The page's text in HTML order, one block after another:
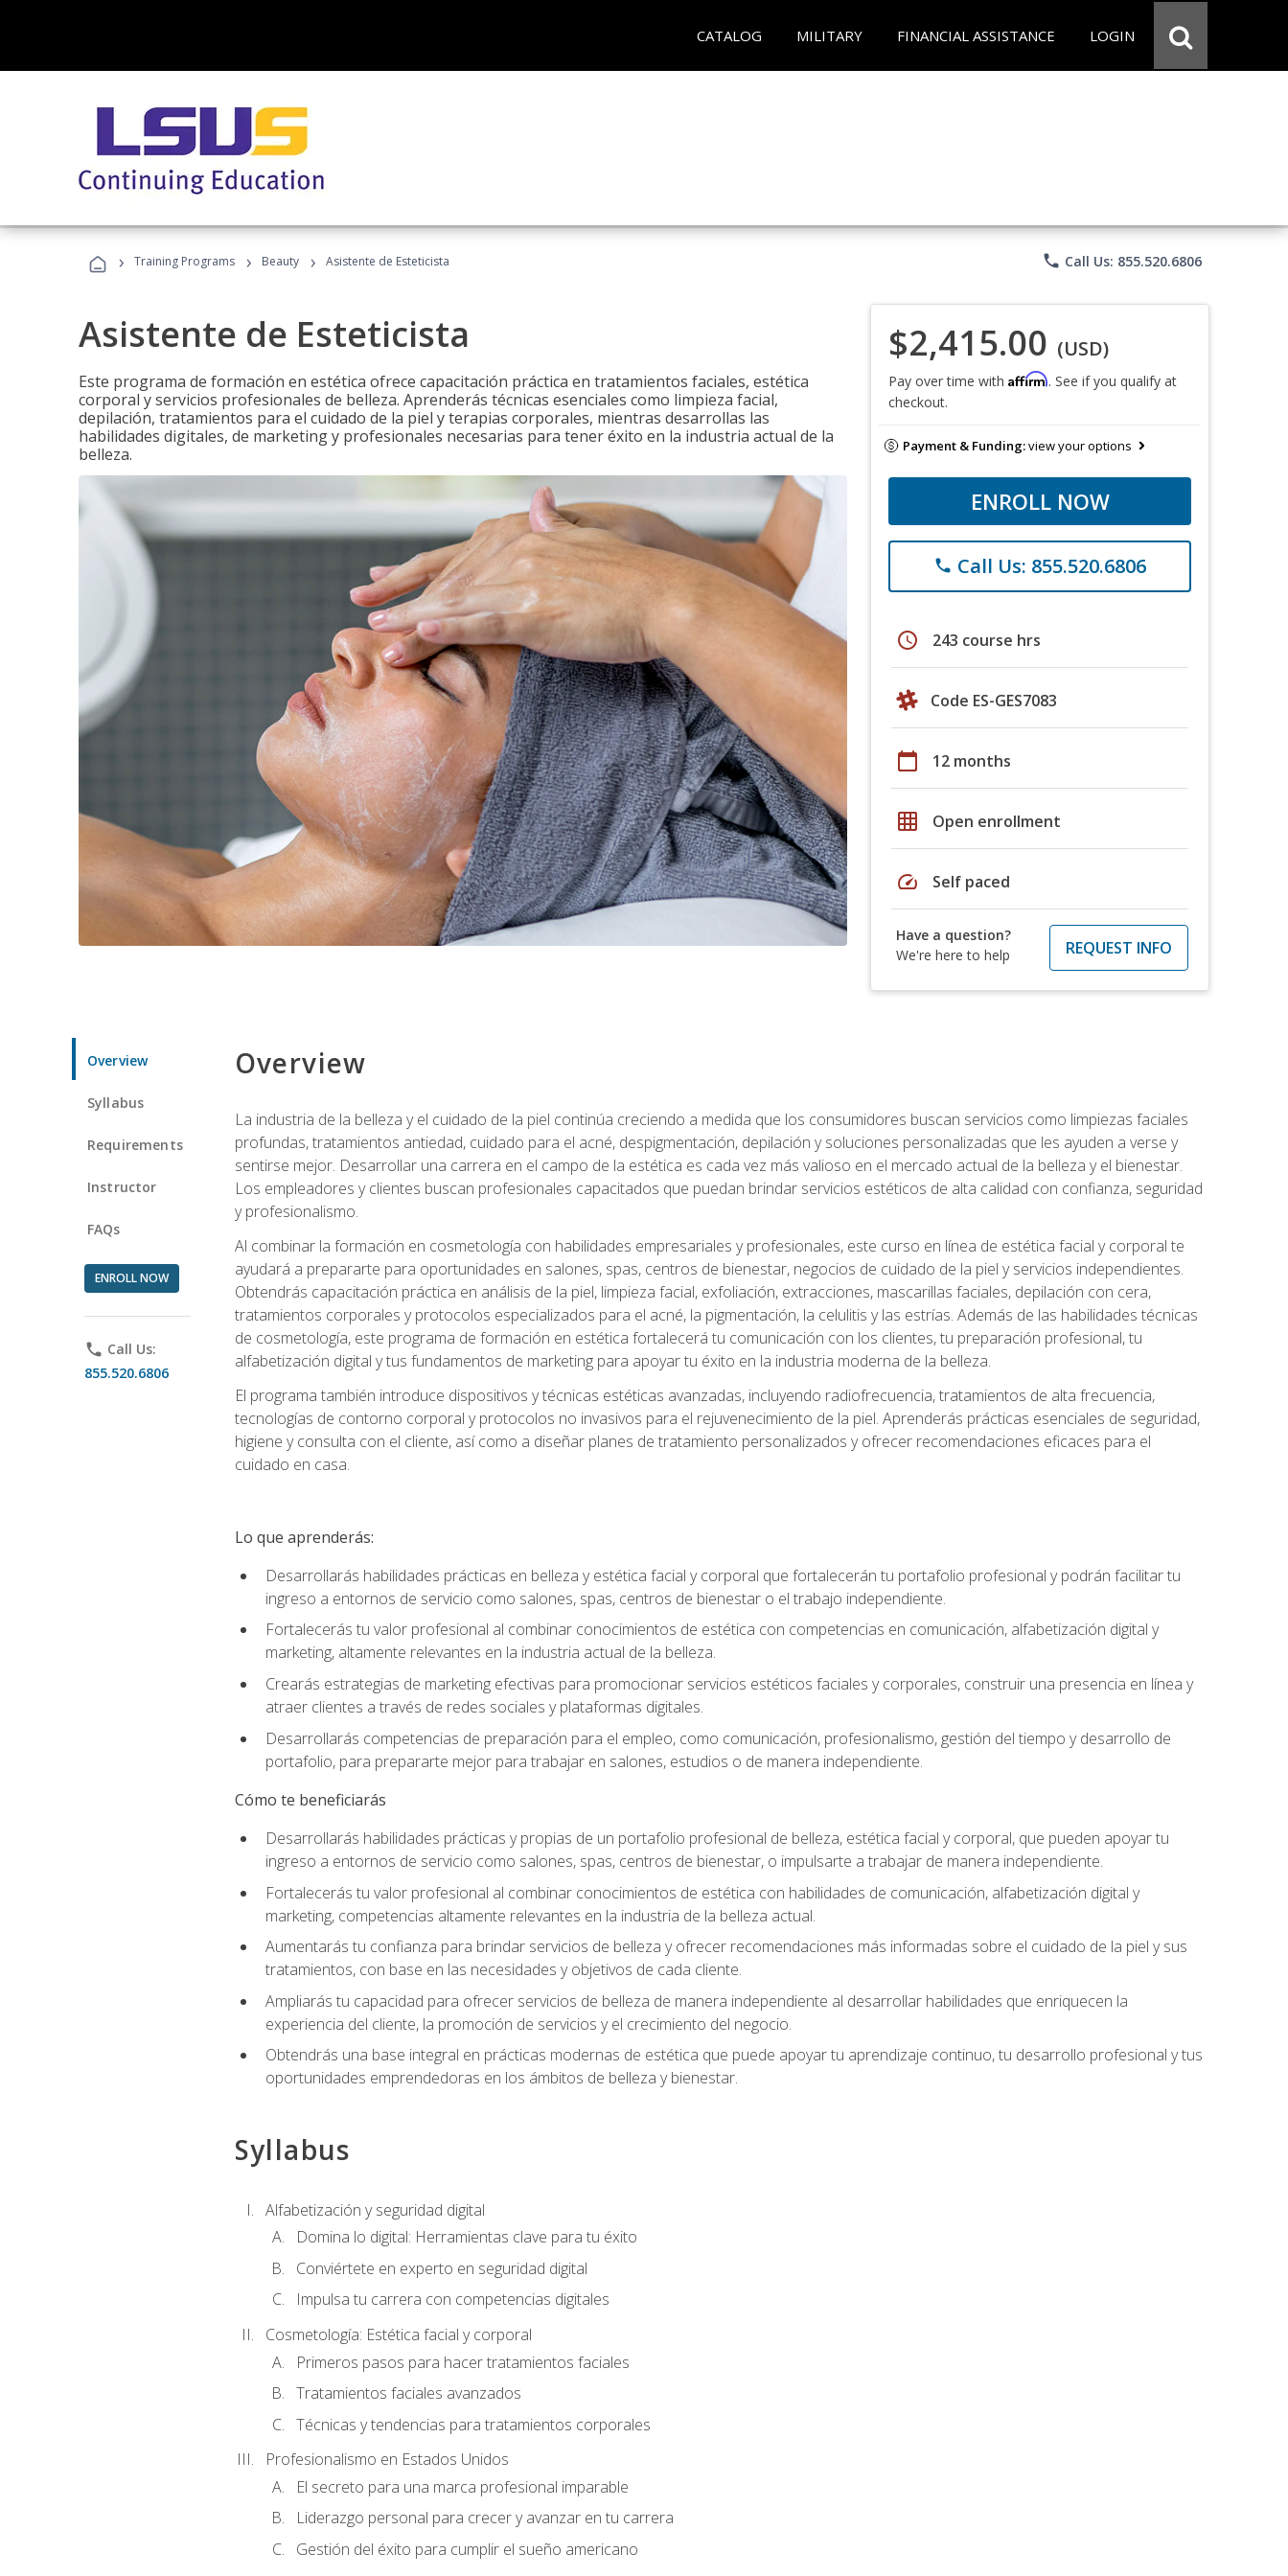
CATALOG MILITARY FINANCIAL ASSISTANCE LOGIN
› Training Programs › Beauty › Asistente de Esteticista phone Call Us: 855.520.6806
Asistente de Esteticista
Este programa de formación en estética ofrece capacitación práctica en tratamientos faciales, estética
corporal y servicios profesionales de belleza. Aprenderás técnicas esenciales como limpieza facial,
depilación, tratamientos para el cuidado de la piel y terapias corporales, mientras desarrollas las
habilidades digitales, de marketing y profesionales necesarias para tener éxito en la industria actual de la
belleza.
$2,415.00 (USD)
Pay over time with Affirm. See if you qualify at
checkout.
Payment & Funding:view your options
ENROLL NOW
phone Call Us: 855.520.6806
schedule 243 course hrs
Code ES-GES7083
calendar_today 12 months
grid_on Open enrollment
speed Self paced
Have a question?
We're here to help
REQUEST INFO
Overview
Syllabus
Requirements
Instructor
FAQs
ENROLL NOW
phone Call Us:
855.520.6806
Overview
La industria de la belleza y el cuidado de la piel continúa creciendo a medida que los consumidores buscan servicios como limpiezas faciales
profundas, tratamientos antiedad, cuidado para el acné, despigmentación, depilación y soluciones personalizadas que les ayuden a verse y
sentirse mejor. Desarrollar una carrera en el campo de la estética es cada vez más valioso en el mercado actual de la belleza y el bienestar.
Los empleadores y clientes buscan profesionales capacitados que puedan brindar servicios estéticos de alta calidad con confianza, seguridad
y profesionalismo.
Al combinar la formación en cosmetología con habilidades empresariales y profesionales, este curso en línea de estética facial y corporal te
ayudará a prepararte para oportunidades en salones, spas, centros de bienestar, negocios de cuidado de la piel y servicios independientes.
Obtendrás capacitación práctica en análisis de la piel, limpieza facial, exfoliación, extracciones, mascarillas faciales, depilación con cera,
tratamientos corporales y protocolos especializados para el acné, la pigmentación, la celulitis y las estrías. Además de las habilidades técnicas
de cosmetología, este programa de formación en estética fortalecerá tu comunicación con los clientes, tu preparación profesional, tu
alfabetización digital y tus fundamentos de marketing para apoyar tu éxito en la industria moderna de la belleza.
El programa también introduce dispositivos y técnicas estéticas avanzadas, incluyendo radiofrecuencia, tratamientos de alta frecuencia,
tecnologías de contorno corporal y protocolos no invasivos para el rejuvenecimiento de la piel. Aprenderás prácticas esenciales de seguridad,
higiene y consulta con el cliente, así como a diseñar planes de tratamiento personalizados y ofrecer recomendaciones eficaces para el
cuidado en casa.
Lo que aprenderás:
Desarrollarás habilidades prácticas en belleza y estética facial y corporal que fortalecerán tu portafolio profesional y podrán facilitar tu
ingreso a entornos de servicio como salones, spas, centros de bienestar o el trabajo independiente.
Fortalecerás tu valor profesional al combinar conocimientos de estética con competencias en comunicación, alfabetización digital y
marketing, altamente relevantes en la industria actual de la belleza.
Crearás estrategias de marketing efectivas para promocionar servicios estéticos faciales y corporales, construir una presencia en línea y
atraer clientes a través de redes sociales y plataformas digitales.
Desarrollarás competencias de preparación para el empleo, como comunicación, profesionalismo, gestión del tiempo y desarrollo de
portafolio, para prepararte mejor para trabajar en salones, estudios o de manera independiente.
Cómo te beneficiarás
Desarrollarás habilidades prácticas y propias de un portafolio profesional de belleza, estética facial y corporal, que pueden apoyar tu
ingreso a entornos de servicio como salones, spas, centros de bienestar, o impulsarte a trabajar de manera independiente.
Fortalecerás tu valor profesional al combinar conocimientos de estética con habilidades de comunicación, alfabetización digital y
marketing, competencias altamente relevantes en la industria de la belleza actual.
Aumentarás tu confianza para brindar servicios de belleza y ofrecer recomendaciones más informadas sobre el cuidado de la piel y sus
tratamientos, con base en las necesidades y objetivos de cada cliente.
Ampliarás tu capacidad para ofrecer servicios de belleza de manera independiente al desarrollar habilidades que enriquecen la
experiencia del cliente, la promoción de servicios y el crecimiento del negocio.
Obtendrás una base integral en prácticas modernas de estética que puede apoyar tu aprendizaje continuo, tu desarrollo profesional y tus
oportunidades emprendedoras en los ámbitos de belleza y bienestar.
Syllabus
Alfabetización y seguridad digital
Domina lo digital: Herramientas clave para tu éxito
Conviértete en experto en seguridad digital
Impulsa tu carrera con competencias digitales
Cosmetología: Estética facial y corporal
Primeros pasos para hacer tratamientos faciales
Tratamientos faciales avanzados
Técnicas y tendencias para tratamientos corporales
Profesionalismo en Estados Unidos
El secreto para una marca profesional imparable
Liderazgo personal para crecer y avanzar en tu carrera
Gestión del éxito para cumplir el sueño americano